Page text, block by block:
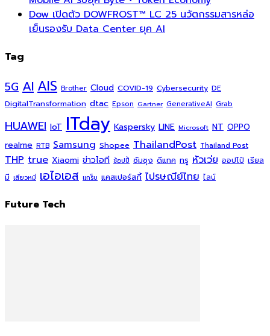
Dow เปิดตัว DOWFROST™ LC 25 นวัตกรรมสารหล่อ
เย็นรองรับ Data Center ยุค AI
Tag
5G AI AIS Brother Cloud COVID-19 Cybersecurity DE
DigitalTransformation dtac Epson Gartner GenerativeAI Grab
HUAWEI IoT ITday Kaspersky LINE Microsoft NT OPPO
realme RTB Samsung Shopee ThailandPost Thailand Post
THP true Xiaomi ข่าวไอที ช้อปปี้ ซัมซุง ดีแทค ทรู หัวเว่ย ออปโป้ เรียล
มี เสียวหมี่ เอไอเอส แกร็บ แคสเปอร์สกี้ ไปรษณีย์ไทย ไลน์
Future Tech